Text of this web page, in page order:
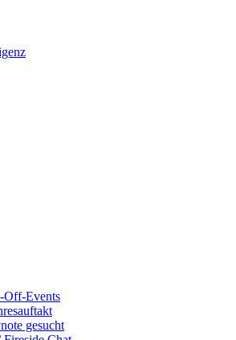
Events
gesucht